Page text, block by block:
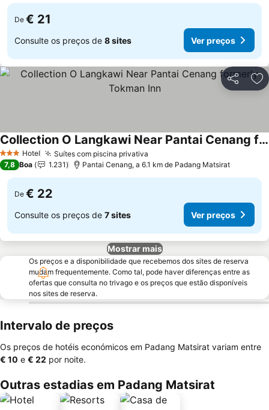
De € 21
Consulte os preços de 8 sites Ver preços
Partilhar
3 EstrelasHotel Suítes com piscina privativa
Collection O Langkawi Near Pantai Cenang formerly Tokman Inn
7,8 Boa 1.231 Pantai Cenang, a 6.1 km de Padang Matsirat
De € 22
Consulte os preços de 7 sites Ver preços
Mostrar mais
Os preços e a disponibilidade que recebemos dos sites de reserva
mudam frequentemente. Como tal, pode haver diferenças entre as
ofertas que consulta no trivago e os preços que estão disponíveis
nos sites de reserva.
Intervalo de preços
Os preços de hotéis económicos em Padang Matsirat variam entre
‎€ 10 e ‎€ 22 por noite.
Outras estadias em Padang Matsirat